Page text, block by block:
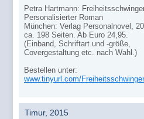
Petra Hartmann:
Personalisierter Roman
München: Verlag Personalnovel,
ca. 198 Seiten. Ab Euro 24,95.
(Einband, Schriftart und -größe,
Covergestaltung etc. nach Wahl.)
Bestellen unter:
www.tinyurl.com/
Timur, 2015